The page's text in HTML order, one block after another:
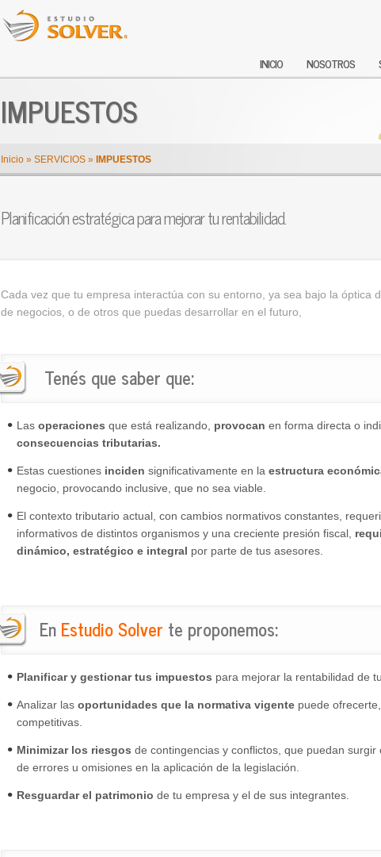
INICIO NOSOTROS
IMPUESTOS
Inicio » SERVICIOS » IMPUESTOS
Planificación estratégica para mejorar tu rentabilidad.
Cada vez que tu empresa interactúa con su entorno, ya sea bajo la óptica
de negocios, o de otros que puedas desarrollar en el futuro,
Tenés que saber que:
Las operaciones que está realizando, provocan en forma directa o
consecuencias tributarias.
Estas cuestiones inciden significativamente en la estructura
negocio, provocando inclusive, que no sea viable.
El contexto tributario actual, con cambios normativos constantes,
informativos de distintos organismos y una creciente presión fiscal,
dinámico, estratégico e integral por parte de tus asesores.
EnEstudio Solver te proponemos:
Planificar y gestionar tus impuestos para mejorar la rentabilidad de
Analizar las oportunidades que la normativa vigente puede
competitivas.
Minimizar los riesgos de contingencias y conflictos, que puedan surgir
de errores u omisiones en la aplicación de la legislación.
Resguardar el patrimonio de tu empresa y el de sus integrantes.